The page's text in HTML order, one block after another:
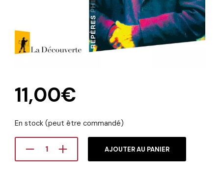
11,00€
En stock (peut être commandé)
AJOUTER AU PANIER